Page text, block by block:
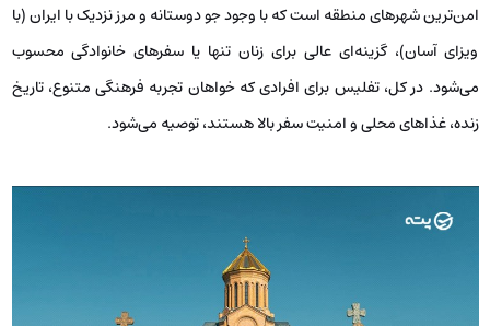
امن‌ترین شهرهای منطقه است که با وجود جو دوستانه و مرز نزدیک با ایران (با
ویزای آسان)، گزینه‌ای عالی برای زنان تنها یا سفرهای خانوادگی محسوب
می‌شود. در کل، تفلیس برای افرادی که خواهان تجربه فرهنگی متنوع، تاریخ
زنده، غذاهای محلی و امنیت سفر بالا هستند، توصیه می‌شود.